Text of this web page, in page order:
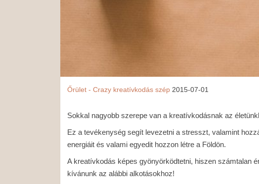
Őrület - Crazy kreatívkodás szép 2015-07-01
Sokkal nagyobb szerepe van a kreatívkodásnak az
Ez a tevékenység segít levezetni a stresszt, valamint
energiáit és valami egyedit hozzon létre a Földön.
A kreatívkodás képes gyönyörködtetni, hiszen számtalan
kívánunk az alábbi alkotásokhoz!